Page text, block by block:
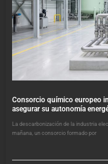
Consorcio químico europeo
asegurar su autonomía
La descarbonización de la industria
mañana, un consorcio formado por